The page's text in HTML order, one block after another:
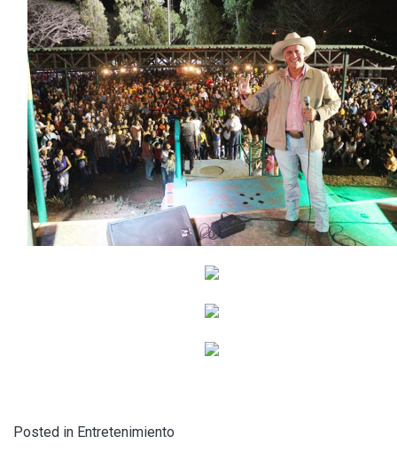
Posted in Entretenimiento